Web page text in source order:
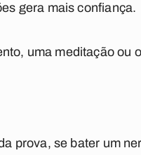
gera mais confiança.
uma meditação ou
prova, se bater um